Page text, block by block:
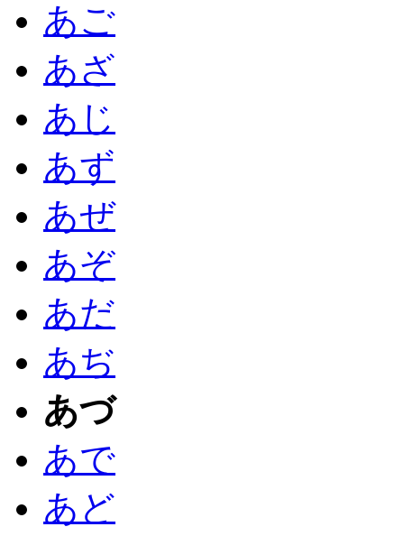
あご
あざ
あじ
あず
あぜ
あぞ
あだ
あぢ
あづ
あで
あど